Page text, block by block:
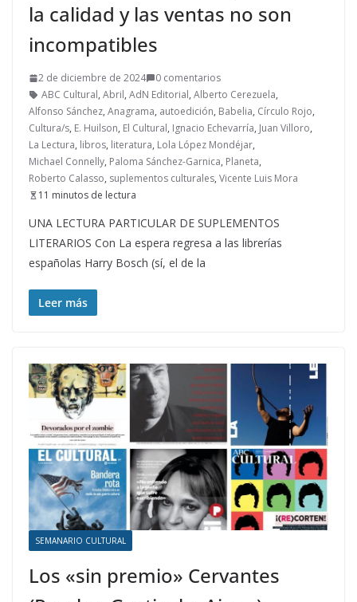
la calidad y las ventas no son
incompatibles
2 de diciembre de 2024
0 comentarios
ABC Cultural, Abril, AdN Editorial, Alberto Cerezuela,
Alfonso Sánchez, Anagrama, autoedición, Babelia, Círculo Rojo,
Cultura/s, E. Huilson, El Cultural, Ignacio Echevarría, Juan Villoro,
La Lectura, libros, literatura, Lola López Mondéjar,
Michael Connelly, Paloma Sánchez-Garnica, Planeta,
Roberto Calasso, suplementos culturales, Vicente Luis Mora
11 minutos de lectura
UNA LECTURA PARTICULAR DE SUPLEMENTOS
LITERARIOS Con La espera regresa a las librerías
españolas Harry Bosch (sí, el de la
Leer más
SEMANARIO CULTURAL
Los «sin premio» Cervantes